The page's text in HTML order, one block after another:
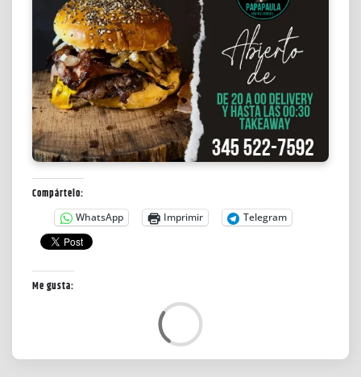
Compártelo:
WhatsApp Imprimir Telegram
Me gusta:
a